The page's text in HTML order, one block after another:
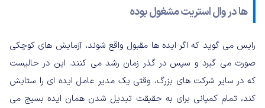
ها در وال استریت مشغول بوده
رایس می گوید که اگر ایده ها مقبول واقع شوند، آزمایش های کوچکی
صورت می گیرد و سپس در گذر زمان رشد می کنند. این در حالیست
که در سایر شرکت های بزرگ، وقتی یک مدیر عامل ایده ای را ستایش
کند، تمام کمپانی برای به حقیقت تبدیل شدن همان ایده بسیج می